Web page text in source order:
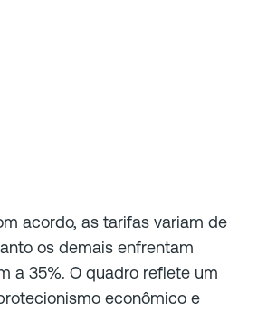
acordo, as tarifas variam de
os demais enfrentam
a 35%. O quadro reflete um
econômico e